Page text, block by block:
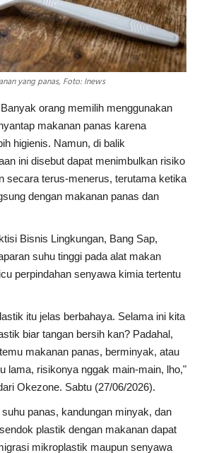
yang panas, Foto: Inews
Banyak orang memilih menggunakan
makanan panas karena
higienis. Namun, di balik
ini disebut dapat menimbulkan risiko
secara terus-menerus, terutama ketika
dengan makanan panas dan
Bisnis Lingkungan, Bang Sap,
suhu tinggi pada alat makan
perpindahan senyawa kimia tertentu
itu jelas berbahaya. Selama ini kita
biar tangan bersih kan? Padahal,
makanan panas, berminyak, atau
lama, risikonya nggak main-main, lho,"
Okezone. Sabtu (27/06/2026).
panas, kandungan minyak, dan
plastik dengan makanan dapat
mikroplastik maupun senyawa